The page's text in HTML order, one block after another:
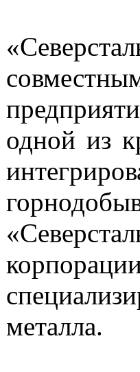
одной из
металла.